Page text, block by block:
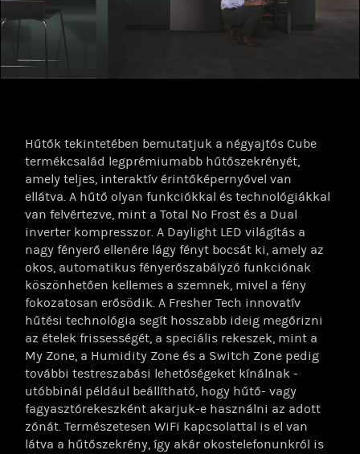
Hűtők tekintetében bemutatjuk a négyajtós Cube
termékcsalád legprémiumabb hűtőszekrényét,
amely teljes, interaktív érintőképernyővel van
ellátva. A hűtő olyan funkciókkal és technológiákkal
van felvértezve, mint a Total No Frost és a Dual
inverter kompresszor. A Daylight LED világítás a
nagy fényerő ellenére lágy fényt bocsát ki, amely az
okos, automatikus fényerőszabályzó funkciónak
köszönhetően kellemes a szemnek, mivel a fény
fokozatosan erősödik. A Fresher Tech innovatív
hűtési technológia segít hosszabb ideig megőrizni
az ételek frissességét, a speciális rekeszek, mint a
My Zone, a Humidity Zone és a Switch Zone pedig
további testreszabási lehetőségeket kínálnak -
utóbbinál például beállítható, hogy hűtő- vagy
fagyasztórekeszként akarjuk-e használni az adott
zónát. Természetesen WiFi kapcsolattal is el van
látva a hűtőszekrény, így akár okostelefonunkról is